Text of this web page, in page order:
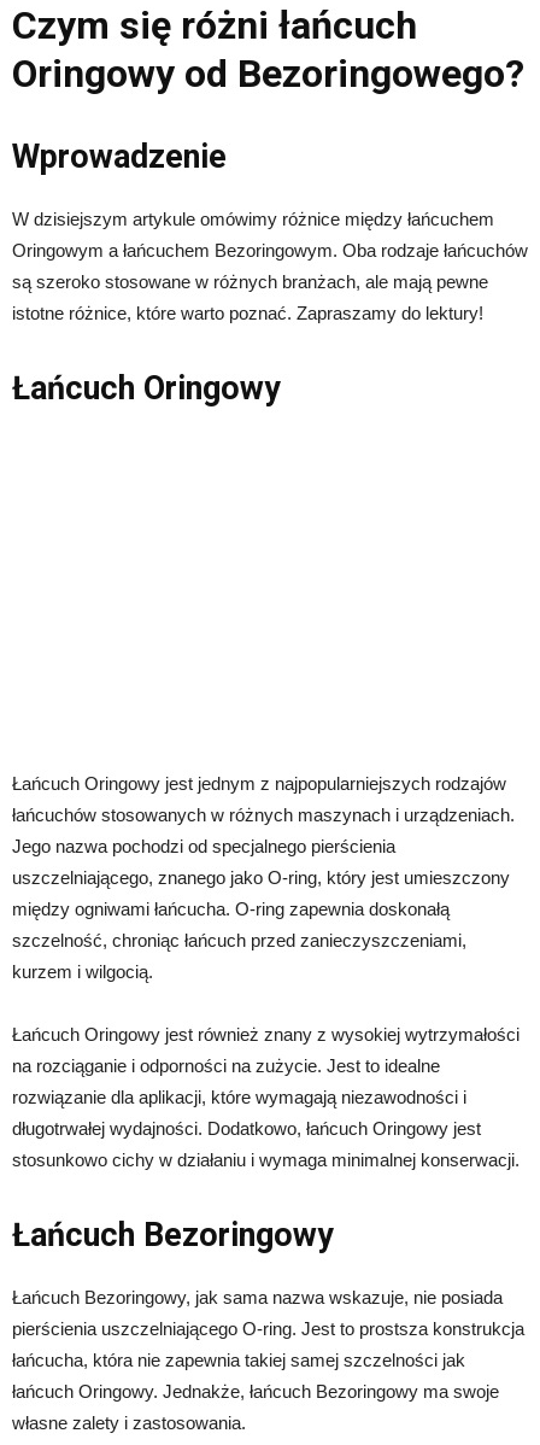
Czym się różni łańcuch
Oringowy od Bezoringowego?
Wprowadzenie
W dzisiejszym artykule omówimy różnice między łańcuchem
Oringowym a łańcuchem Bezoringowym. Oba rodzaje łańcuchów
są szeroko stosowane w różnych branżach, ale mają pewne
istotne różnice, które warto poznać. Zapraszamy do lektury!
Łańcuch Oringowy
Łańcuch Oringowy jest jednym z najpopularniejszych rodzajów
łańcuchów stosowanych w różnych maszynach i urządzeniach.
Jego nazwa pochodzi od specjalnego pierścienia
uszczelniającego, znanego jako O-ring, który jest umieszczony
między ogniwami łańcucha. O-ring zapewnia doskonałą
szczelność, chroniąc łańcuch przed zanieczyszczeniami,
kurzem i wilgocią.
Łańcuch Oringowy jest również znany z wysokiej wytrzymałości
na rozciąganie i odporności na zużycie. Jest to idealne
rozwiązanie dla aplikacji, które wymagają niezawodności i
długotrwałej wydajności. Dodatkowo, łańcuch Oringowy jest
stosunkowo cichy w działaniu i wymaga minimalnej konserwacji.
Łańcuch Bezoringowy
Łańcuch Bezoringowy, jak sama nazwa wskazuje, nie posiada
pierścienia uszczelniającego O-ring. Jest to prostsza konstrukcja
łańcucha, która nie zapewnia takiej samej szczelności jak
łańcuch Oringowy. Jednakże, łańcuch Bezoringowy ma swoje
własne zalety i zastosowania.